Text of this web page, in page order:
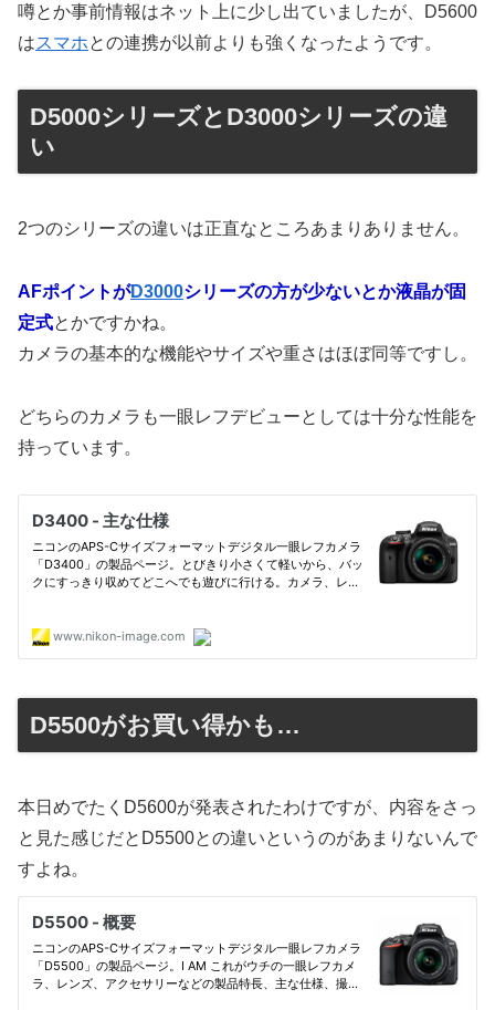
噂とか事前情報はネット上に少し出ていましたが、D5600
はスマホとの連携が以前よりも強くなったようです。
D5000シリーズとD3000シリーズの違
い
2つのシリーズの違いは正直なところあまりありません。
AFポイントがD3000シリーズの方が少ないとか液晶が固
定式とかですかね。
カメラの基本的な機能やサイズや重さはほぼ同等ですし。
どちらのカメラも一眼レフデビューとしては十分な性能を
持っています。
D5500がお買い得かも…
本日めでたくD5600が発表されたわけですが、内容をさっ
と見た感じだとD5500との違いというのがあまりないんで
すよね。